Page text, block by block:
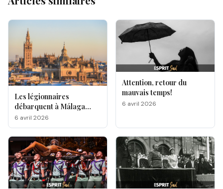
Les légionnaires
débarquent à Málaga
pour la Semaine Sainte
6 avril 2026
Attention, retour du
mauvais temps!
6 avril 2026